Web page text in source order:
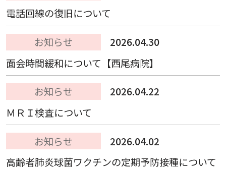
電話回線の復旧について
お知らせ
2026.04.30
面会時間緩和について【西尾病院】
お知らせ
2026.04.22
ＭＲＩ検査について
お知らせ
2026.04.02
高齢者肺炎球菌ワクチンの定期予防接種について